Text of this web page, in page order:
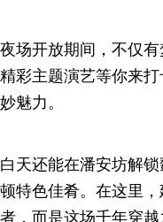
夜场开放期间，不仅
精彩主题演艺等你来
妙魅力。
白天还能在潘安坊解
顿特色佳肴。在这里
者，而是这场千年穿越